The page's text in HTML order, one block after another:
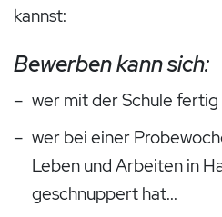
kannst:
Bewerben kann sich:
wer mit der Schule fertig
wer bei einer
Leben und Arbeiten in
geschnuppert hat...